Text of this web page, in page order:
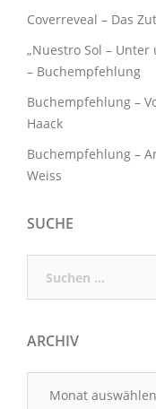
Coverreveal – Das
„Nuestro Sol –
– Buchempfehlung
Buchempfehlung –
Haack
Buchempfehlung –
Weiss
SUCHE
nach:
ARCHIV